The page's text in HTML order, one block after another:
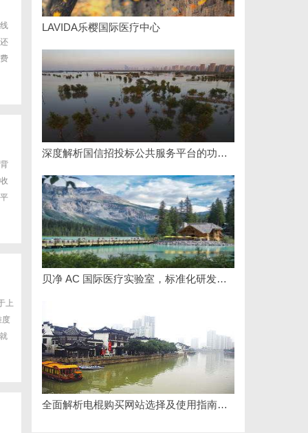
上
度
LAVIDA乐樱国际医疗中心
深度解析国信招投标公共服务平台的功能与优势
贝净 AC 国际医疗实验室，标准化研发体系全解析
全面解析电棍购买网站选择及使用指南，保障安全与合法性